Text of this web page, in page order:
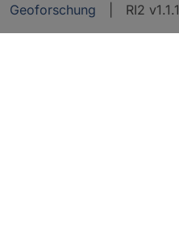
Geoforschung | RI2 v1.1.1